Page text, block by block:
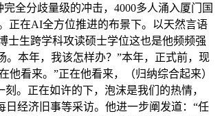
全分歧量级的冲击，4000多人涌入厦门国
正在AI全方位推进的布景下。以天然言语
士生跨学科攻读硕士学位这也是他频频强
本年，我该怎样办？”本年，正式前，现
看来。”正在他看来，（归纳综合起来）
。正在如许的下，泡沫是我们的热情，
日经济旧事等采访。他进一步阐发道：“任